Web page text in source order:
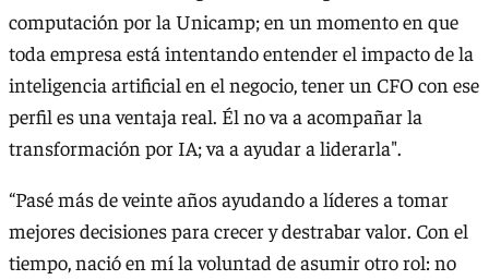
computación por la Unicamp; en un momento en que
toda empresa está intentando entender el impacto de la
inteligencia artificial en el negocio, tener un CFO con ese
perfil es una ventaja real. Él no va a acompañar la
transformación por IA; va a ayudar a liderarla".
“Pasé más de veinte años ayudando a líderes a tomar
mejores decisiones para crecer y destrabar valor. Con el
tiempo, nació en mí la voluntad de asumir otro rol: no